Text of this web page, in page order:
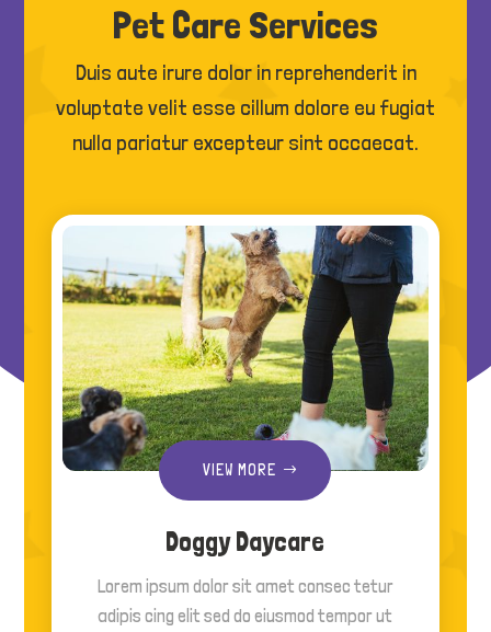
Pet Care Services
Duis aute irure dolor in reprehenderit in
voluptate velit esse cillum dolore eu fugiat
nulla pariatur excepteur sint occaecat.
VIEW MORE
Doggy Daycare
Lorem ipsum dolor sit amet consec tetur
adipis cing elit sed do eiusmod tempor ut